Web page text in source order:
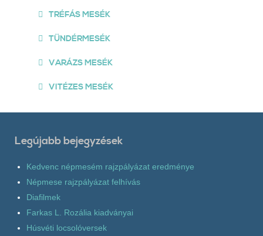
TRÉFÁS MESÉK
TÜNDÉRMESÉK
VARÁZS MESÉK
VITÉZES MESÉK
Legújabb bejegyzések
Kedvenc népmesém rajzpályázat eredménye
Népmese rajzpályázat felhívás
Diafilmek
Farkas L. Rozália kiadványai
Húsvéti locsolóversek